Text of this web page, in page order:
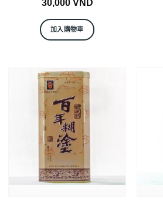
30,000 VND
加入購物車